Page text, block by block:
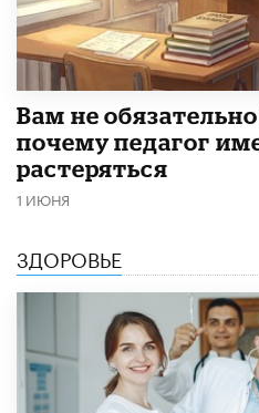
​Вам не
почему педагог
растеряться
1 ИЮНЯ
ЗДОРОВЬЕ